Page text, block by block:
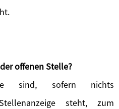
offenen Stelle?
sind, sofern nichts
steht, zum